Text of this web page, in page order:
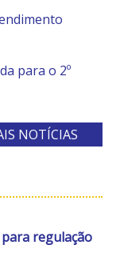
para o 2º
NOTÍCIAS
regulação